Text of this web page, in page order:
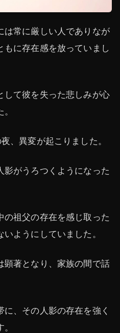
は常に厳しい人でありなが
もに存在感を放っていまし
して彼を失った悲しみが心
、異変が起こりました。
影がうろつくようになった
祖父の存在を感じ取った
ようにしていました。
顕著となり、家族の間で話
、その人影の存在を強く